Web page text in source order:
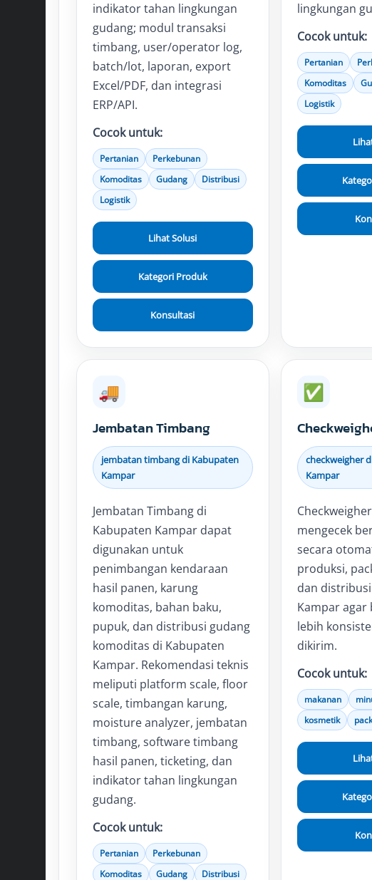
indikator tahan lingkungan
gudang; modul transaksi
timbang, user/operator log,
batch/lot, laporan, export
Excel/PDF, dan integrasi
ERP/API.
Cocok untuk:
Pertanian
Perkebunan
Komoditas
Gudang
Distribusi
Logistik
Lihat Solusi
Kategori Produk
Konsultasi
lingkungan
Cocok untuk:
Pertanian
Komoditas
Logistik
🚚
Jembatan Timbang
jembatan timbang di Kabupaten
Kampar
Jembatan Timbang di
Kabupaten Kampar dapat
digunakan untuk
penimbangan kendaraan
hasil panen, karung
komoditas, bahan baku,
pupuk, dan distribusi gudang
komoditas di Kabupaten
Kampar. Rekomendasi teknis
meliputi platform scale, floor
scale, timbangan karung,
moisture analyzer, jembatan
timbang, software timbang
hasil panen, ticketing, dan
indikator tahan lingkungan
gudang.
Cocok untuk:
Pertanian
Perkebunan
Komoditas
Gudang Distribusi
✅
checkweigher
Kampar
mengecek
secara
produksi,
dan
Kampar
lebih
dikirim.
Cocok untuk:
makanan
kosmetik